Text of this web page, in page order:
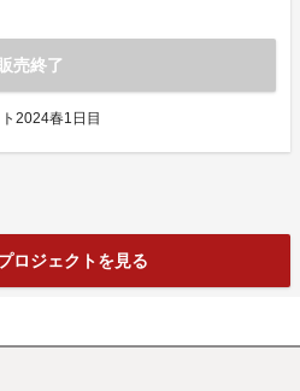
販売終了
2024春1日目
ロジェクトを見る